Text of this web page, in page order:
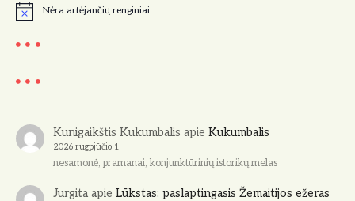
N
t
e
Nėra artėjančių renginiai
Kunigaikštis Kukumbalis apie Kukumbalis
2026 rugpjūčio 1
nesamonė, pramanai, konjunktūrinių istorikų melas
Jurgitaapie Lūkstas: paslaptingasis Žemaitijos ežeras